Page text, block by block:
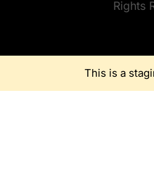
Rights
This is a